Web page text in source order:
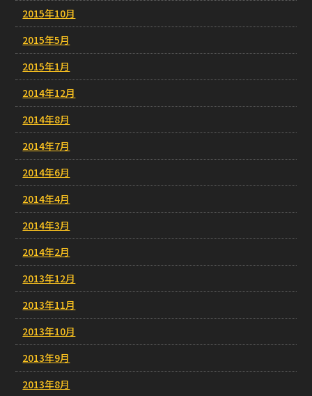
2015年10月
2015年5月
2015年1月
2014年12月
2014年8月
2014年7月
2014年6月
2014年4月
2014年3月
2014年2月
2013年12月
2013年11月
2013年10月
2013年9月
2013年8月